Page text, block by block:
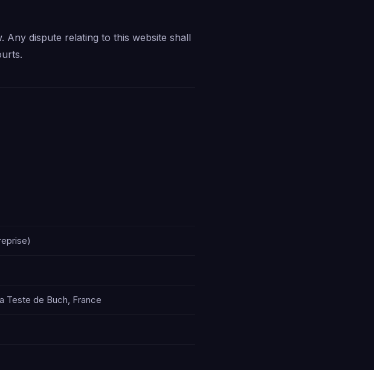
Any dispute relating to this website shall
Teste de Buch, France